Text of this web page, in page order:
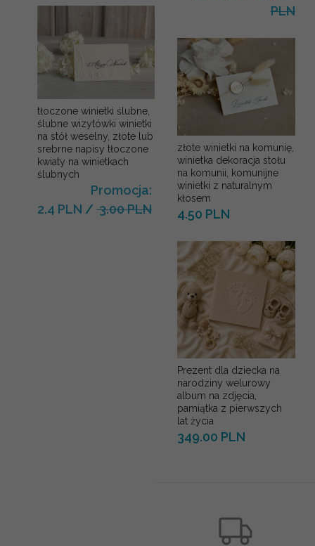
tłoczone winietki ślubne,
ślubne wizytówki winietki
na stół weselny, złote lub
srebrne napisy tłoczone
kwiaty na winietkach
ślubnych
Promocja:
2.4 PLN / 3.00 PLN
PLN
złote winietki na komunię,
winietka dekoracja stołu
na komunii, komunijne
winietki z naturalnym
kłosem
4.50 PLN
Prezent dla dziecka na
narodziny welurowy
album na zdjęcia,
pamiątka z pierwszych
lat życia
349.00 PLN